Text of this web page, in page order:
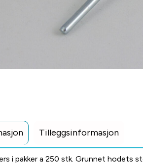
Tilleggsinformasjon
i pakker a 250 stk. Grunnet hodets